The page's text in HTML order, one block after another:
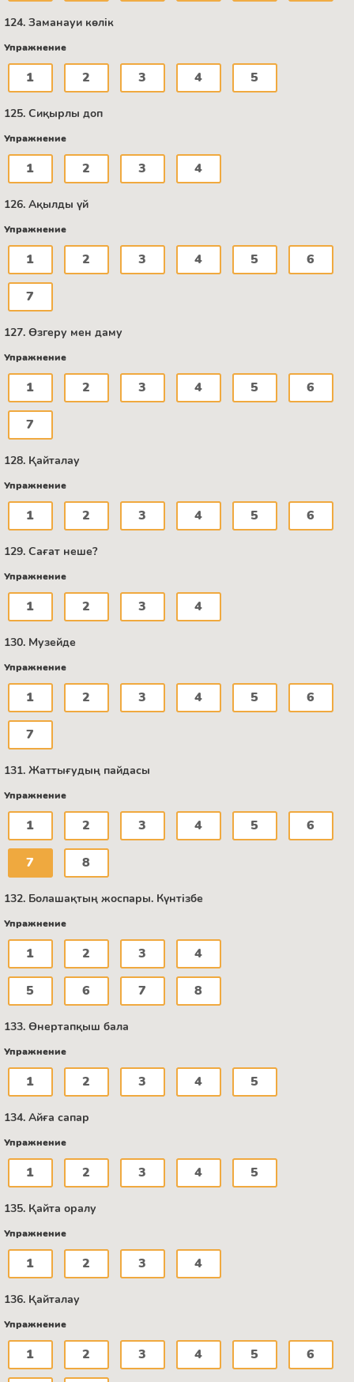
124. Заманауи көлік
Упражнение
1 2 3 4 5
125. Сиқырлы доп
Упражнение
1 2 3 4
126. Ақылды үй
Упражнение
1 2 3 4 5 6
7
127. Өзгеру мен даму
Упражнение
1 2 3 4 5 6
7
128. Қайталау
Упражнение
1 2 3 4 5 6
129. Сағат неше?
Упражнение
1 2 3 4
130. Музейде
Упражнение
1 2 3 4 5 6
7
131. Жаттығудың пайдасы
Упражнение
1 2 3 4 5 6
7 8
132. Болашақтың жоспары. Күнтізбе
Упражнение
1 2 3 4
5 6 7 8
133. Өнертапқыш бала
Упражнение
1 2 3 4 5
134. Айға сапар
Упражнение
1 2 3 4 5
135. Қайта оралу
Упражнение
1 2 3 4
136. Қайталау
Упражнение
1 2 3 4 5 6